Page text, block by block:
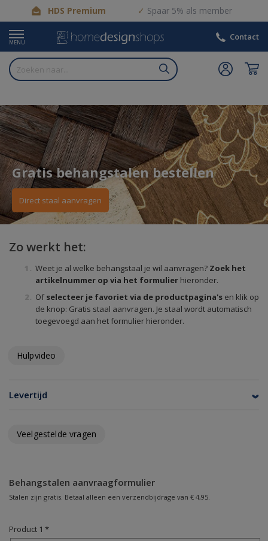
HDS Premium Spaar 5% als member
MENU
Contact
Gratis behangstalen bestellen
Direct staal aanvragen
Zo werkt het:
Weet je al welke behangstaal je wil aanvragen? Zoek het
artikelnummer op via het formulier hieronder.
Ofselecteer je favoriet via de productpagina's en klik op
de knop: Gratis staal aanvragen. Je staal wordt automatisch
toegevoegd aan het formulier hieronder.
Hulpvideo
Levertijd
Veelgestelde vragen
Behangstalen aanvraagformulier
Stalen zijn gratis. Betaal alleen een verzendbijdrage van € 4,95.
Product 1 *